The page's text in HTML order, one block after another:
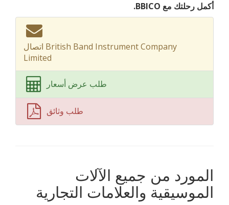
أكمل رحلتك مع BBICO.
اتصال British Band Instrument Company
Limited
طلب عرض أسعار
طلب وثائق
المورد من جميع الآلات
الموسيقية والعلامات التجارية